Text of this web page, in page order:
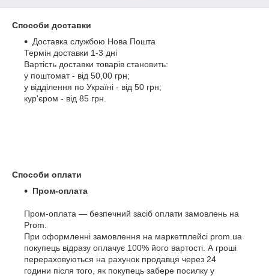
Способи доставки
Доставка службою Нова Пошта
Термін доставки 1-3 дні
Вартість доставки товарів становить:
у поштомат - від 50,00 грн;
у відділення по Україні - від 50 грн;
кур'єром - від 85 грн.
Способи оплати
Пром-оплата
Пром-оплата — безпечний засіб оплати замовлень на
Prom.
При оформленні замовлення на маркетплейсі prom.ua
покупець відразу оплачує 100% його вартості. А гроші
перераховуються на рахунок продавця через 24
години після того, як покупець забере посилку у